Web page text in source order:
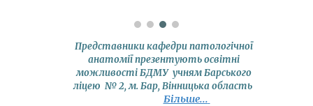
Представники кафедри патологічної
анатомії презентують освітні
можливості БДМУ учням Барського
ліцею № 2, м. Бар, Вінницька область
Більше...